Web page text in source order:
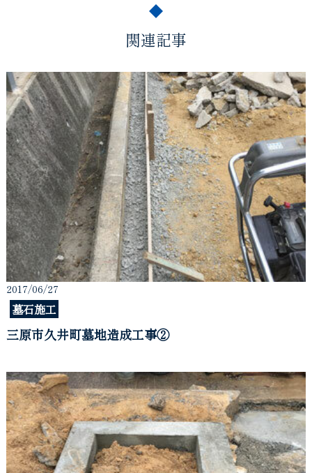
関連記事
2017/06/27
墓石施工
三原市久井町墓地造成工事②